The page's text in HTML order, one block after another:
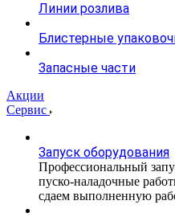
Линии розлива
Блистерные
Запасные части
Акции
Сервис
Запуск оборудования
Профессиональный
пуско-наладочные
сдаем выполненную